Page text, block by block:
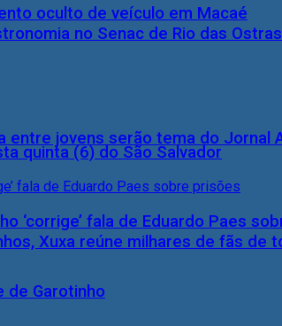
no Senac de Rio das Ostras
entre jovens serão tema do
Xuxa reúne milhares de fãs de
oculto de veículo em Macaé
quinta (6) do São Salvador
‘corrige’ fala de Eduardo Paes
de Garotinho